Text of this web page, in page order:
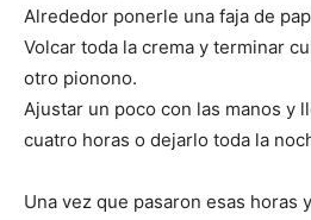
Alrededor ponerle una faja de
Volcar toda la crema y terminar
otro pionono.
Ajustar un poco con las manos y
cuatro horas o dejarlo toda la
Una vez que pasaron esas horas